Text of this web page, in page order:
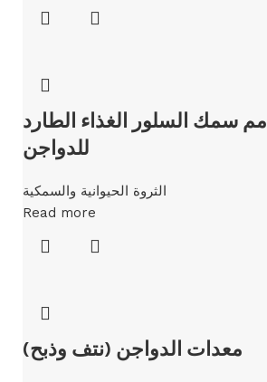
ماكينة 2 مم سمك السلور الغذاء الطارد
للدواجن
الثروة الحيوانية والسمكية
Read more
معدات الدواجن (نتف وذبح)